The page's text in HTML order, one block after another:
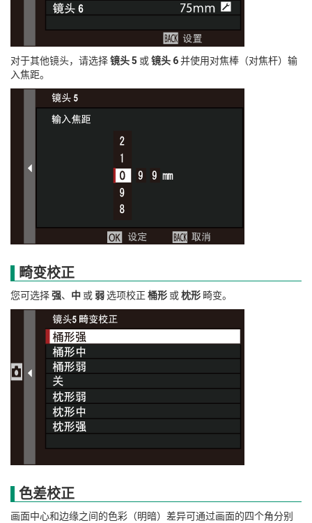
对于其他镜头，请选择镜头 5 或 镜头 6并使用对焦棒（对焦杆）输
入焦距。
畸变校正
您可选择强、 中 或 弱选项校正 桶形 或 枕形 畸变。
色差校正
画面中心和边缘之间的色彩（明暗）差异可通过画面的四个角分别